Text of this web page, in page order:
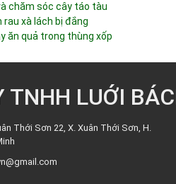
chăm sóc cây táo tàu
rau xà lách bị đắng
ăn quả trong thùng xốp
TNHH LUỚI
Thới Sơn 22, X. Xuân Thới Sơn, H.